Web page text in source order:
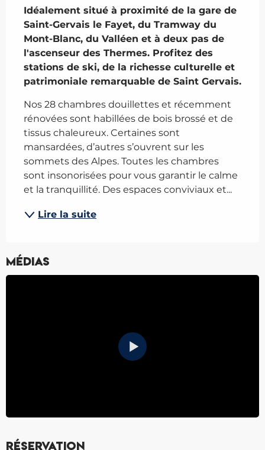
Idéalement situé à proximité de la gare de
Saint-Gervais le Fayet, du Tramway du
Mont-Blanc, du Valléen et à deux pas de
l'ascenseur des Thermes. Profitez des
stations de ski, de la richesse culturelle et
patrimoniale remarquable de Saint Gervais.
Nos 28 chambres douillettes et récemment
rénovées sont habillées de bois brossé et de
tissus chaleureux. Certaines sont
mansardées, d’autres s’ouvrent sur les
sommets des Alpes. Toutes les chambres
sont insonorisées pour vous garantir le calme
et la tranquillité. Des espaces conviviaux et...
Lire la suite
Médias
Réservation